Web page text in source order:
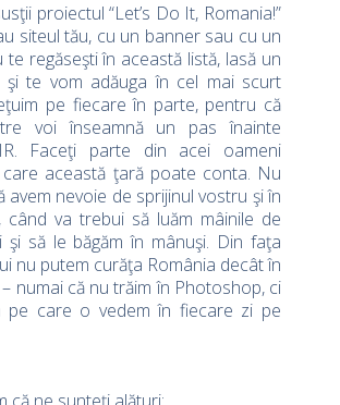
proiectul “Let’s Do It, Romania!”
siteul tău, cu un banner sau cu un
te regăseşti în această listă, lasă un
şi te vom adăuga în cel mai scurt
pe fiecare în parte, pentru că
voi înseamnă un pas înainte
Faceţi parte din acei oameni
această ţară poate conta. Nu
avem nevoie de sprijinul vostru şi în
când va trebui să luăm mâinile de
şi să le băgăm în mânuşi. Din faţa
nu putem curăţa România decât în
numai că nu trăim în Photoshop, ci
pe care o vedem în fiecare zi pe